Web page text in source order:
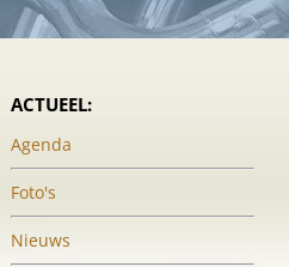
ACTUEEL:
Agenda
Foto's
Nieuws